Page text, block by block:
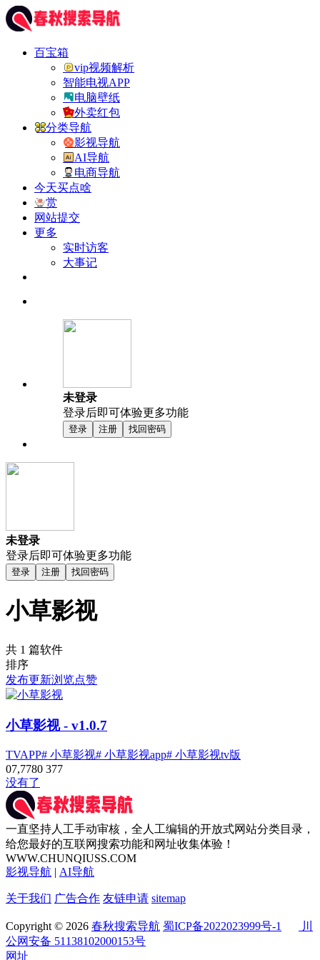
百宝箱
vip视频解析
智能电视APP
电脑壁纸
外卖红包
分类导航
影视导航
AI导航
电商导航
今天买点啥
赏
网站提交
更多
实时访客
大事记
未登录
登录后即可体验更多功能
登录 注册 找回密码
未登录
登录后即可体验更多功能
登录 注册 找回密码
小草影视
共 1 篇软件
排序
发布更新浏览点赞
小草影视- v1.0.7
TVAPP# 小草影视# 小草影视app# 小草影视tv版
07,7780 377
没有了
一直坚持人工手动审核，全人工编辑的开放式网站分类目录，
给您最好的互联网搜索功能和网址收集体验！
WWW.CHUNQIUSS.COM
影视导航 | AI导航
关于我们 广告合作 友链申请 sitemap
Copyright © 2026 春秋搜索导航 蜀ICP备2022023999号-1
川
公网安备 51138102000153号
网址